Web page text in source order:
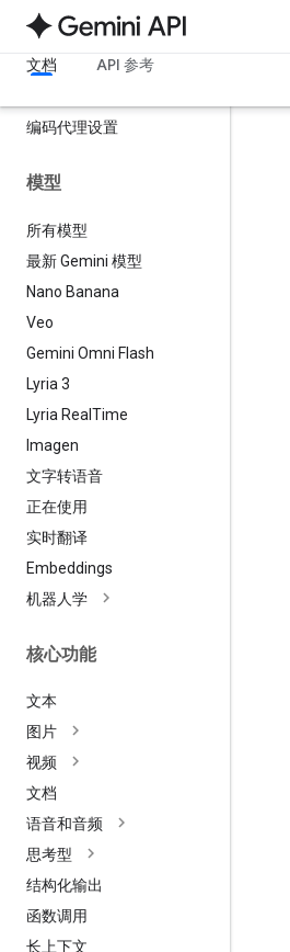
文档 API 参考
开始使用
API 密钥
编码代理设置
模型
所有模型
最新 Gemini 模型
Nano Banana
Veo
Gemini Omni Flash
Lyria 3
Lyria Real Time
Imagen
文字转语音
正在使用
实时翻译
Embeddings
机器人学
核心功能
文本
图片
视频
文档
语音和音频
思考型
结构化输出
函数调用
长上下文